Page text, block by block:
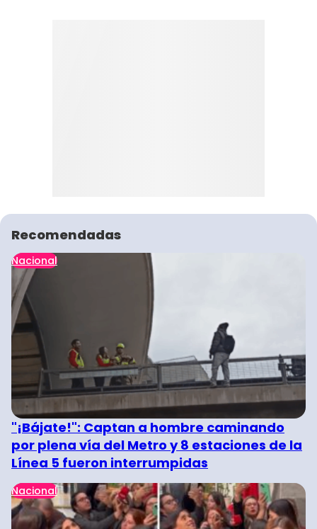
Recomendadas
Nacional
"¡Bájate!": Captan a hombre caminando
por plena vía del Metro y 8 estaciones de la
Línea 5 fueron interrumpidas
Nacional